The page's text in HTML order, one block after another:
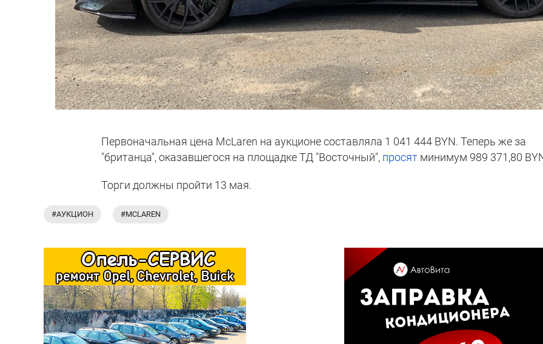
Первоначальная цена McLaren на аукционе составляла 1 041 444 BYN. Теперь же за
"британца", оказавшегося на площадке ТД "Восточный", просят минимум 989 371,80
Торги должны пройти 13 мая.
#АУКЦИОН #MCLAREN